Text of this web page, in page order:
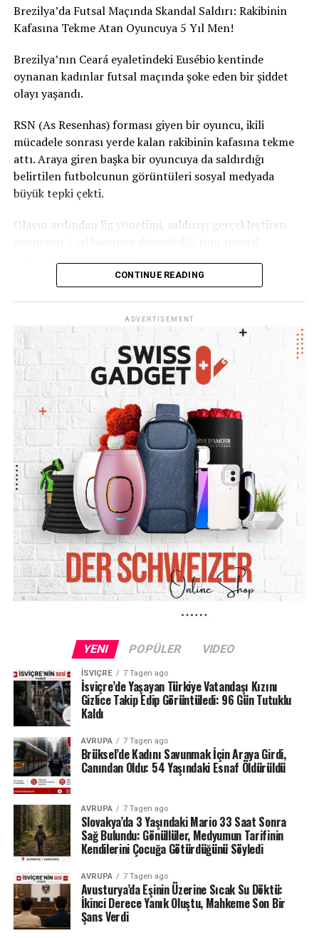
Brezilya’da Futsal Maçında Skandal Saldırı: Rakibinin
Kafasına Tekme Atan Oyuncuya 5 Yıl Men!
Brezilya’nın Ceará eyaletindeki Eusébio kentinde
oynanan kadınlar futsal maçında şoke eden bir şiddet
olayı yaşandı.
RSN (As Resenhas) forması giyen bir oyuncu, ikili
mücadele sonrası yerde kalan rakibinin kafasına tekme
attı. Araya giren başka bir oyuncuya da saldırdığı
belirtilen futbolcunun görüntüleri sosyal medyada
büyük tepki çekti.
Olayın ardından lig yönetimi, saldırıyı gerçekleştiren
Ceará Sivil Polisi de olayla ilgili soruşturma başlattı.
CONTINUE READING
ADVERTISEMENT
YENI POPÜLER VIDEO
İSVIÇRE 7 Tagen ago
İsviçre’de Yaşayan Türkiye Vatandaşı Kızını
Gizlice Takip Edip Görüntüledi: 96 Gün Tutuklu
Kaldı
AVRUPA 7 Tagen ago
Brüksel’de Kadını Savunmak İçin Araya Girdi,
Canından Oldu: 54 Yaşındaki Esnaf Öldürüldü
AVRUPA 7 Tagen ago
Slovakya’da 3 Yaşındaki Mario 33 Saat Sonra
Sağ Bulundu: Gönüllüler, Medyumun Tarifinin
Kendilerini Çocuğa Götürdüğünü Söyledi
AVRUPA 7 Tagen ago
Avusturya’da Eşinin Üzerine Sıcak Su Döktü:
İkinci Derece Yanık Oluştu, Mahkeme Son Bir
Şans Verdi